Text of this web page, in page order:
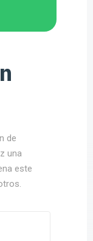
de
una
este